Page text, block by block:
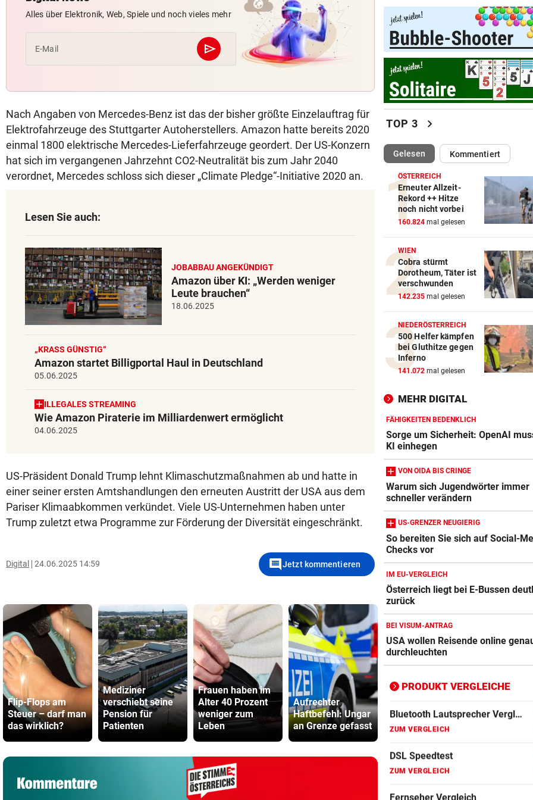
Alles über Elektronik, Web, Spiele und noch vieles mehr
E-Mail send
Abschicken
Nach Angaben von Mercedes-Benz ist das der bisher größte Einzelauftrag für
Elektrofahrzeuge des Stuttgarter Autoherstellers. Amazon hatte bereits 2020
einmal 1800 elektrische Mercedes-Lieferfahrzeuge geordert. Der US-Konzern
hat sich im vergangenen Jahrzehnt CO2-Neutralität bis zum Jahr 2040
verordnet, Mercedes schloss sich dieser „Climate Pledge“-Initiative 2020 an.
Lesen Sie auch:
JOBABBAU ANGEKÜNDIGT
Amazon über KI: „Werden weniger
Leute brauchen“
18.06.2025
„KRASS GÜNSTIG“
Amazon startet Billigportal Haul in Deutschland
05.06.2025
ILLEGALES STREAMING
Wie Amazon Piraterie im Milliardenwert ermöglicht
04.06.2025
US-Präsident Donald Trump lehnt Klimaschutzmaßnahmen ab und hatte in
einer seiner ersten Amtshandlungen den erneuten Austritt der USA aus dem
Pariser Klimaabkommen verkündet. Viele US-Unternehmen haben unter
Trump zuletzt etwa Programme zur Förderung der Diversität eingeschränkt.
Digital 24.06.2025 14:59 commentJetzt kommentieren
Flip-Flops am
Steuer – darf man
das wirklich?
Mediziner
verschiebt seine
Pension für
Patienten
Frauen haben im
Alter 40 Prozent
weniger zum
Leben
Aufrechter
Haftbefehl: Ungar
an Grenze gefasst
„Ratte“: Hat
Verräter im
Team?
(72)
und
Braucht es strengere
E-Scooter-Fahrer?
„KI LÄSST GRÜSSEN“ vor
Fans lästern über Bikini-
von Carmen Geiss
AM HELLLICHTEN TAG vor
Mann soll 33-Jährige in Wien
ZU SAISONSTART ZURÜCK?
Lamparter meldet sich
aus der Klinik
RUSSISCHE LUFTANGRIFFE vor
Kiew schutzlos: Bub (3) und
Großeltern getötet
TELEFON LÄUFT HEISS vor
Mediziner verschiebt seine
Pension für Patienten
„ERSCHRECKENDE SZENEN“ vor
Brand am Gardasee: Hotel
geräumt, Urlauber fliehen
Schon wieder Sprengstoff in
TOP 3 chevron_right
Gelesen(ausgewählt)Kommentiert
ÖSTERREICH
Erneuter Allzeit-
Rekord ++ Hitze
noch nicht vorbei
160.824 mal gelesen
WIEN
Cobra stürmt
Dorotheum, Täter ist
verschwunden
142.235 mal gelesen
NIEDERÖSTERREICH
500 Helfer kämpfen
bei Gluthitze gegen
Inferno
141.072 mal gelesen
MEHR DIGITAL
FÄHIGKEITEN BEDENKLICH
Sorge um Sicherheit: OpenAI
KI einhegen
VON OIDA BIS CRINGE
Warum sich Jugendwörter immer
schneller verändern
US-GRENZER NEUGIERIG
So bereiten Sie sich auf Social-
Checks vor
IM EU-VERGLEICH
Österreich liegt bei E-Bussen
zurück
BEI VISUM-ANTRAG
USA wollen Reisende online
durchleuchten
PRODUKT VERGLEICHE
Amazon-Kindle Vergleich
ZUM VERGLEICH
Apple-iPad Vergleich
ZUM VERGLEICH
Apple-iPhone Vergleich
ZUM VERGLEICH
Apple Macbook Vergleich
ZUM VERGLEICH
Bluetooth Lautsprecher Vergleich
ZUM VERGLEICH
ZUM VERGLEICH
Fritz Repeater Vergleich